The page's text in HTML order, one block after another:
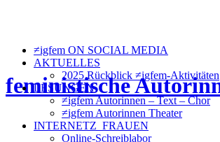
≠igfem ON SOCIAL MEDIA
AKTUELLES
2025 Rückblick ≠igfem-Aktivitäten
LESUNGEN
≠igfem Autorinnen – Text – Chor
≠igfem Autorinnen Theater
INTERNETZ_FRAUEN
Online-Schreiblabor